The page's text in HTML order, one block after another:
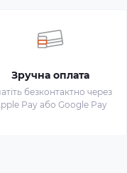
Зручна оплата
безконтактно через
Pay або Google Pay